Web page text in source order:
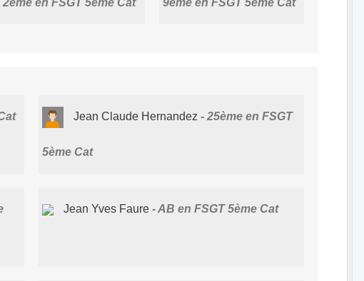
2ème en FSGT 5ème Cat 9ème en FSGT 5ème Cat
Jean Claude Hernandez 25ème en FSGT
5ème Cat
Jean Yves Faure AB en FSGT 5ème Cat